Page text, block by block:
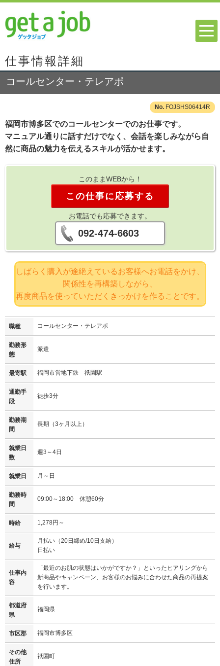
仕事情報詳細
コールセンター・テレアポ
FOJSHS06414R
福岡市博多区でのコールセンターでのお仕事です。
マニュアル通りに話すだけでなく、会話を楽しみながら自
然に商品の魅力を伝えるスキルが活かせます。
このままWEBから！
この仕事に応募する
お電話でも応募できます。
092-474-6603
しばらく購入が途絶えているお客様へお電話をかけ、
関係性を再構築しながら、
再度商品を使っていただくきっかけを作ることです。
職種 コールセンター・テレアポ
勤務形
態
派遣
最寄駅 福岡市営地下鉄 祇園駅
通勤手
段
徒歩3分
勤務期
間
長期（3ヶ月以上）
就業日
数
週3～4日
就業日 月～日
勤務時
間
09:00～18:00 休憩60分
時給 1,278円～
給与
月払い（20日締め/10日支給）
日払い
仕事内
容
「最近のお肌の状態はいかがですか？」といったヒアリングから
新商品やキャンペーン、お客様のお悩みに合わせた商品の再提案
を行います。
都道府
県
福岡県
市区郡 福岡市博多区
その他
住所
祇園町